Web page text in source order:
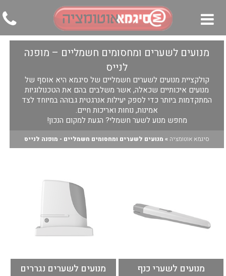
▼
▼
▼
מנועים לשערים ומחסומים חשמליים – מופנה
לנייס
קולקציית מנועים לשערים חשמליים של סיגמא היא אוסף של
מנועים איכותיים שכאלה, אשר משלבים בהם את הטכנולוגיות
המתקדמות ביותר כדי לספק יעילות אנרגטית גבוהה במיוחד לצד
אמינות, נוחות ואריכות חיים.
מחפש מנוע לשער חשמלי? הגעת למקום הנכון!
סיגמא אוטומציה » מנועים לשערים ומחסומים חשמליים - מופנה לנייס
מנועים לשערי כנף מנועים לשערים נגררים